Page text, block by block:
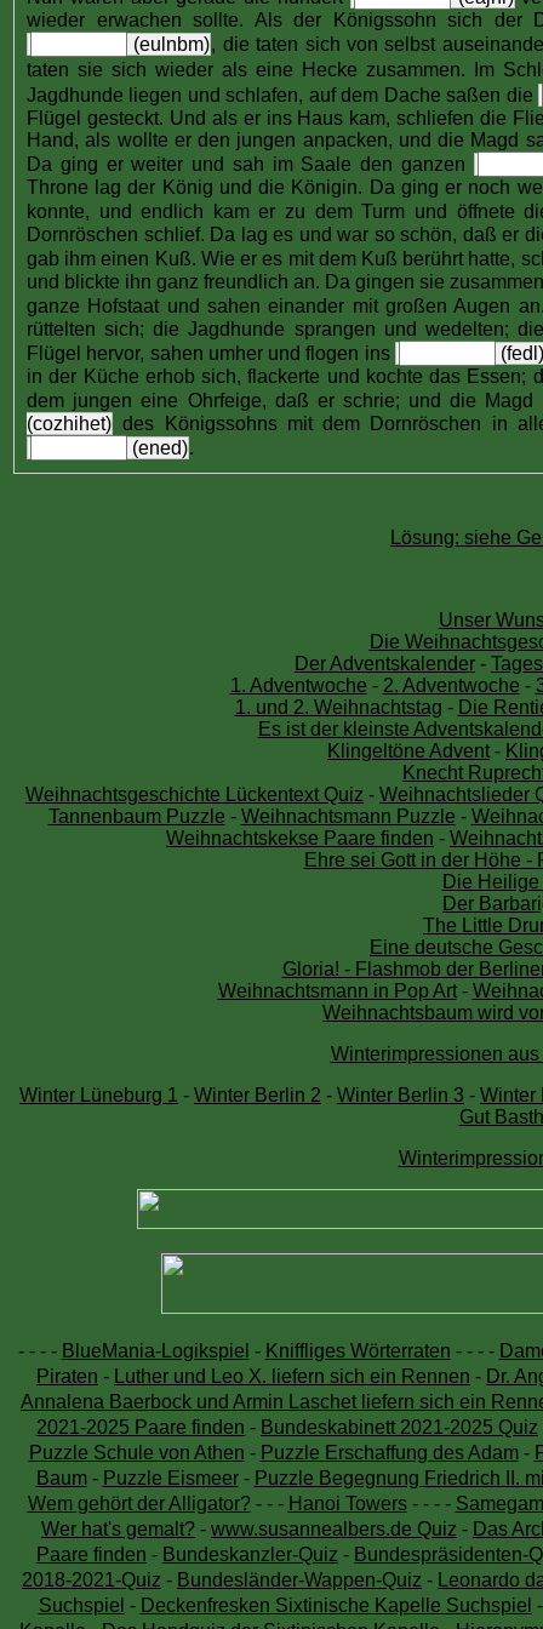
wieder erwachen sollte. Als der Königssohn sich der
(eulnbm), die taten sich von selbst
taten sie sich wieder als eine Hecke zusammen. Im
Jagdhunde liegen und schlafen, auf dem Dache saßen die
Flügel gesteckt. Und als er ins Haus kam, schliefen die
Hand, als wollte er den jungen anpacken, und die Magd
Da ging er weiter und sah im Saale den ganzen
Throne lag der König und die Königin. Da ging er noch
konnte, und endlich kam er zu dem Turm und öffnete
Dornröschen schlief. Da lag es und war so schön, daß er
gab ihm einen Kuß. Wie er es mit dem Kuß berührt hatte,
und blickte ihn ganz freundlich an. Da gingen sie
ganze Hofstaat und sahen einander mit großen Augen
rüttelten sich; die Jagdhunde sprangen und wedelten;
Flügel hervor, sahen umher und flogen ins
in der Küche erhob sich, flackerte und kochte das
dem jungen eine Ohrfeige, daß er schrie; und die
(cozhihet) des Königssohns mit dem Dornröschen in
(ened).
Lösung: siehe
Unser
Die
Der Adventskalender -
1. Adventwoche - 2. Adventwoche -
1. und 2. Weihnachtstag - Die
Es ist der kleinste
Klingeltöne Advent -
Knecht
Weihnachtsgeschichte Lückentext Quiz - Weihnachtslieder
Tannenbaum Puzzle - Weihnachtsmann Puzzle -
Weihnachtskekse Paare finden -
Ehre sei Gott in der Höhe
Die
Der
The Little
Eine deutsche
Gloria! - Flashmob der
Weihnachtsmann in Pop Art-
Weihnachtsbaum wird
Winterimpressionen
Winter Lüneburg 1 - Winter Berlin 2 - Winter Berlin 3 - Winter
Gut
- -- - BlueMania-Logikspiel - Kniffliges Wörterraten - - - -
Piraten - Luther und Leo X. liefern sich ein Rennen - Dr.
Annalena Baerbock und Armin Laschet liefern sich ein
2021-2025 Paare finden - Bundeskabinett 2021-2025 Quiz
Puzzle Schule von Athen - Puzzle Erschaffung des Adam-
Baum- Puzzle Eismeer- Puzzle Begegnung Friedrich II.
Wem gehört der Alligator?- - - Hanoi Towers- - - -
Wer hat's gemalt? - www.susannealbers.de Quiz - Das
Paare finden - Bundeskanzler-Quiz - Bundespräsidenten-
2018-2021-Quiz - Bundesländer-Wappen-Quiz -
Leonardo
Suchspiel - Deckenfresken Sixtinische Kapelle Suchspiel